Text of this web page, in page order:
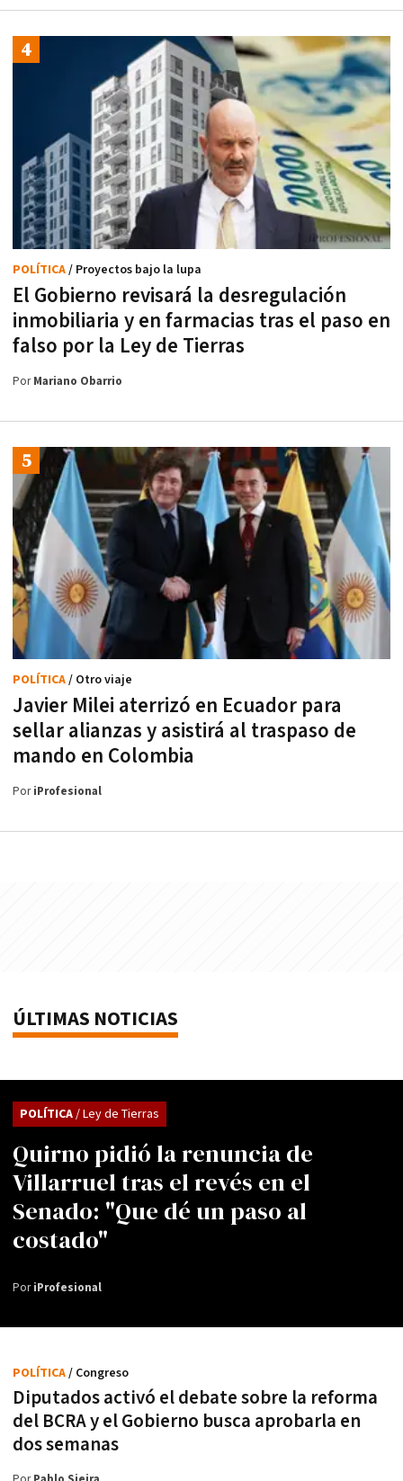
El Gobierno revisará la desregulación
inmobiliaria y en farmacias tras el paso en
falso por la Ley de Tierras
POLÍTICA/ Proyectos bajo la lupa
PorMariano Obarrio
Javier Milei aterrizó en Ecuador para
sellar alianzas y asistirá al traspaso de
mando en Colombia
POLÍTICA/ Otro viaje
PoriProfesional
ÚLTIMAS NOTICIAS
Quirno pidió la renuncia de
Villarruel tras el revés en el
Senado: "Que dé un paso al
costado"
POLÍTICA/ Ley de Tierras
PoriProfesional
Diputados activó el debate sobre la reforma
del BCRA y el Gobierno busca aprobarla en
dos semanas
POLÍTICA/ Congreso